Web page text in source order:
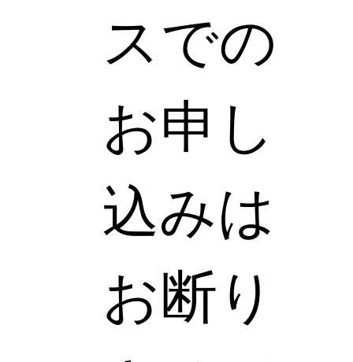
スでの
お申し
込みは
お断り